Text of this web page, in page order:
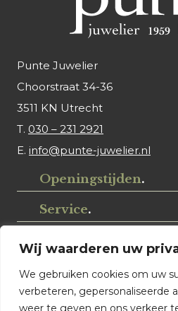
Wij waarderen uw
We gebruiken cookies om uw
verbeteren, gepersonaliseerde
weer te geven en ons verkeer
Punte Juwelier
Choorstraat 34-36
3511 KN Utrecht
T. 030 – 231 2921
E. info@punte-juwelier.nl
Openingstijden.
Service.
Volg ons